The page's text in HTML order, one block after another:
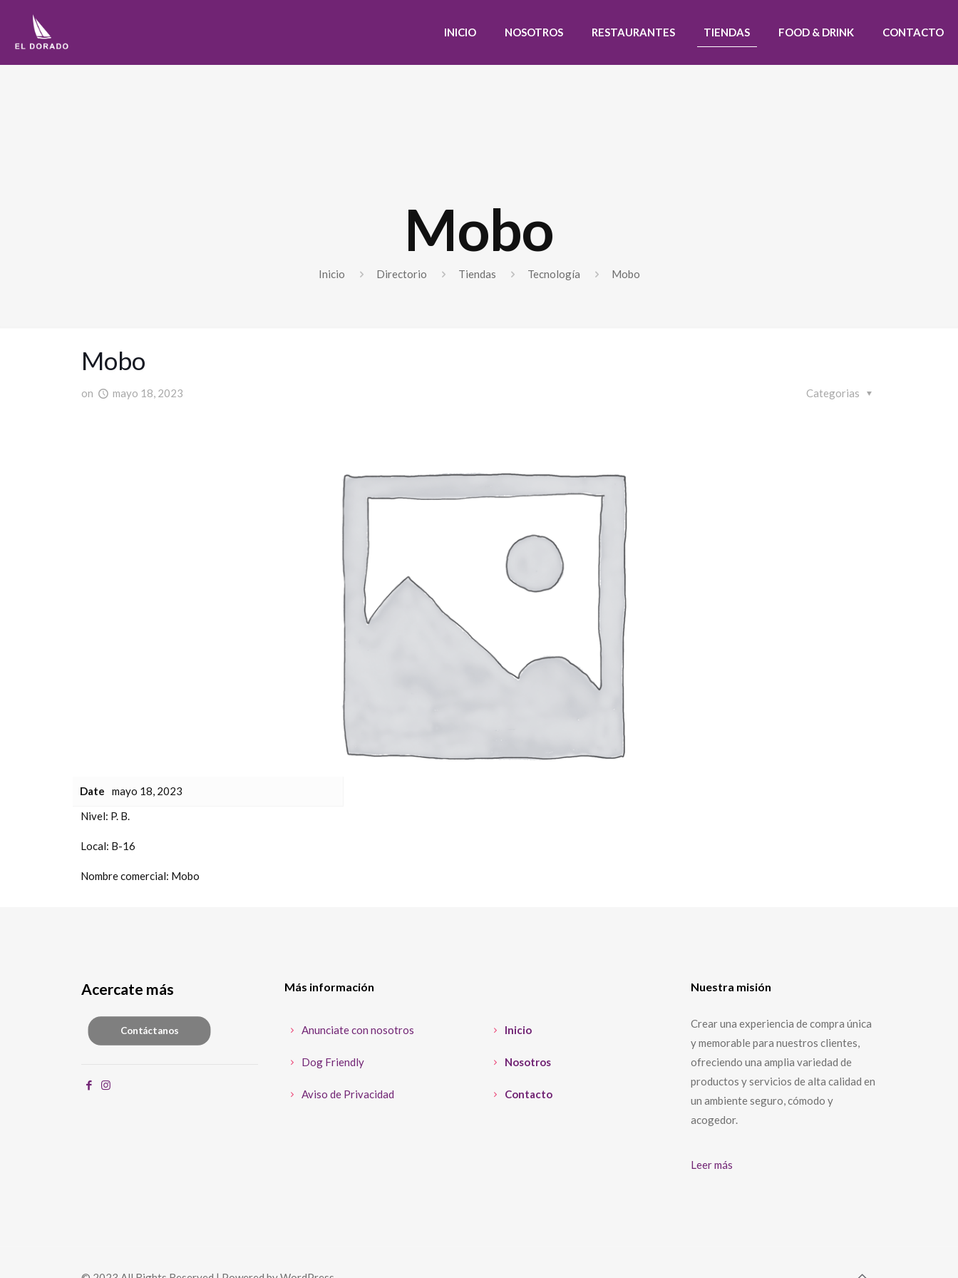
INICIO NOSOTROS RESTAURANTES TIENDAS FOOD & DRINK CONTACTO
Mobo
Inicio Directorio Tiendas Tecnología Mobo
Mobo
on mayo 18, 2023 Categorias
Date
mayo 18, 2023
Nivel: P. B.
Local: B-16
Nombre comercial: Mobo
Acercate más
Contáctanos
Más información
Anunciate con nosotros
Dog Friendly
Aviso de Privacidad
Inicio
Nosotros
Contacto
Nuestra misión
Crear una experiencia de compra única
y memorable para nuestros clientes,
ofreciendo una amplia variedad de
productos y servicios de alta calidad en
un ambiente seguro, cómodo y
acogedor.
Leer más